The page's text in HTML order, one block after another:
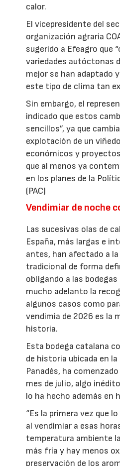
calor.
El vicepresidente del
organización agraria
sugerido a Efeagro que
variedades autóctonas
mejor se han adaptado
este tipo de clima tan
Sin embargo, el
indicado que estos
sencillos”, ya que
explotación de un
económicos y
que al menos ya
en los planes de la
(PAC)
Vendimiar de noche
Las sucesivas olas de
España, más largas e
antes, han afectado a
tradicional de forma
obligando a las
mucho adelanto la
algunos casos como
vendimia de 2026 es la
historia.
Esta bodega catalana
de historia ubicada en
Panadés, ha
mes de julio, algo
lo ha hecho además en
“Es la primera vez que
al vendimiar a esas
temperatura ambiente
más fría y hay menos
preservación de los